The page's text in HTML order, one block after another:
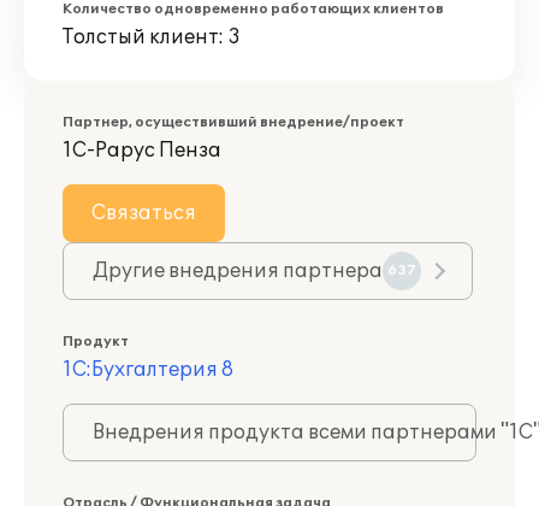
Количество одновременно работающих клиентов
Толстый клиент: 3
Партнер, осуществивший внедрение/проект
1С-Рарус Пенза
Связаться
Другие внедрения партнера 637
Продукт
1С:Бухгалтерия 8
Внедрения продукта всеми партнерами